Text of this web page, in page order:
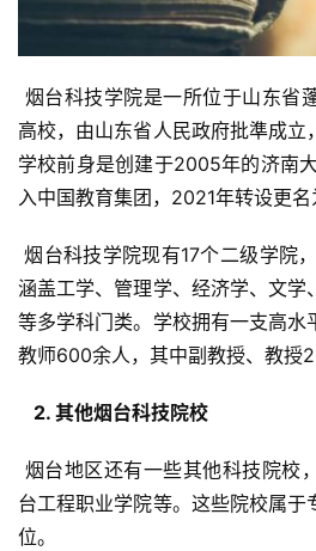
高校，由山东省人民政府批準成立
学校前身是创建于2005年的济南
入中国教育集团，2021年转设更名
烟台科技学院现有17个二级学院，开设60余个本科专业，
涵盖工学、管理学、经济学、文学
等多学科门类。学校拥有一支高水
教师600余人，其中副教授、教授
  2. 其他烟台科技院校
台工程职业学院等。这些院校属于
位。